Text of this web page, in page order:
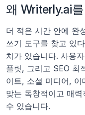
왜 Writerly.ai
더 적은 시간 안에 완
쓰기 도구를 찾고 있
치가 있습니다. 사용
플릿, 그리고 SEO 최
이트, 소셜 미디어,
맞는 독창적이고 매
수 있습니다.